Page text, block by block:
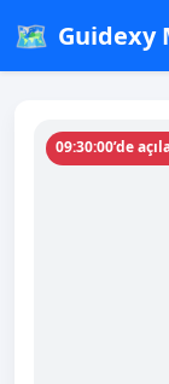
🗺️ Guidexy
09:30:00’de